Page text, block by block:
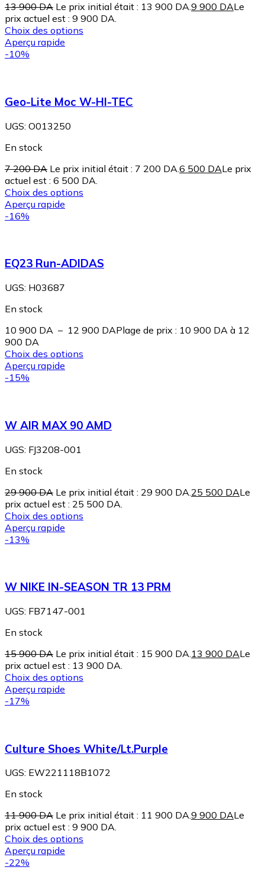
13 900DA Le prix initial était : 13 900 DA.9 900 DALe
prix actuel est : 9 900 DA.
Choix des options
Aperçu rapide
-10%
Geo-Lite Moc W-HI-TEC
UGS: O013250
En stock
7 200DA Le prix initial était : 7 200 DA. 6 500 DALe prix
actuel est : 6 500 DA.
Choix des options
Aperçu rapide
-16%
EQ23 Run-ADIDAS
UGS: H03687
En stock
10 900 DA – 12 900 DAPlage de prix : 10 900 DA à 12
900 DA
Choix des options
Aperçu rapide
-15%
W AIR MAX 90 AMD
UGS: FJ3208-001
En stock
29 900DA Le prix initial était : 29 900 DA. 25 500 DALe
prix actuel est : 25 500 DA.
Choix des options
Aperçu rapide
-13%
W NIKE IN-SEASON TR 13 PRM
UGS: FB7147-001
En stock
15 900DA Le prix initial était : 15 900 DA.13 900 DALe
prix actuel est : 13 900 DA.
Choix des options
Aperçu rapide
-17%
Culture Shoes White/Lt.Purple
UGS: EW221118B1072
En stock
11 900DA Le prix initial était : 11 900 DA.9 900 DALe
prix actuel est : 9 900 DA.
Choix des options
Aperçu rapide
-22%